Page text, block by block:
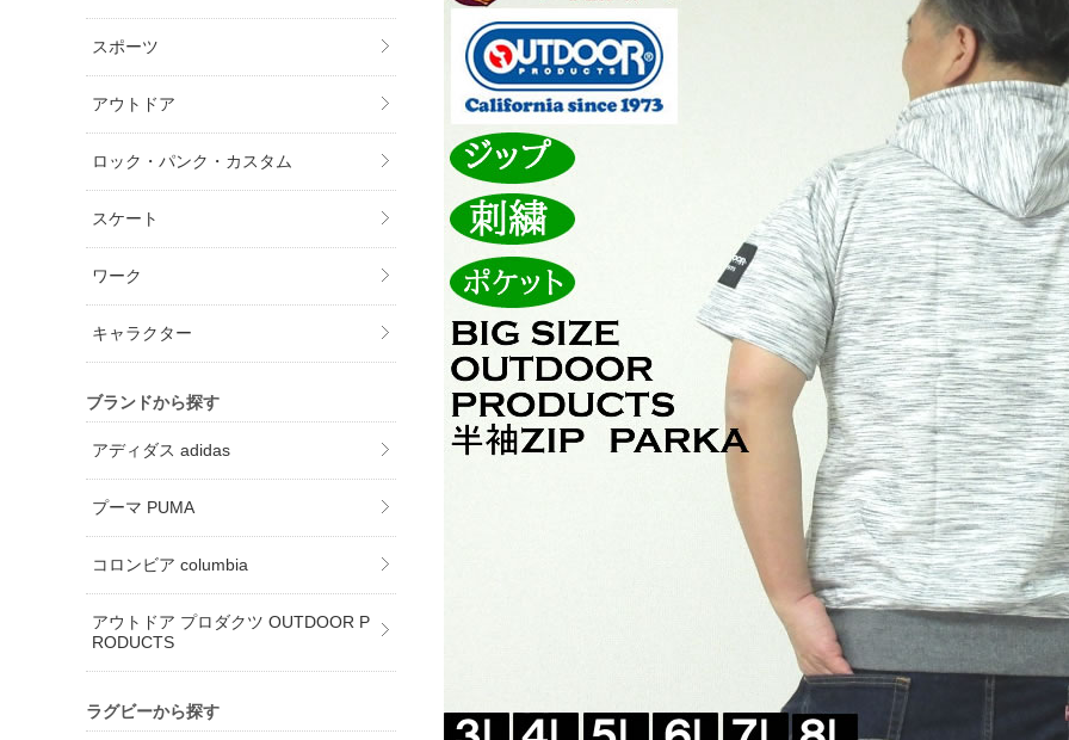
スポーツ
アウトドア
ロック・パンク・カスタム
スケート
ワーク
キャラクター
ブランドから探す
アディダス adidas
プーマ PUMA
コロンビア columbia
アウトドア プロダクツ OUTDOOR P
RODUCTS
ラグビーから探す